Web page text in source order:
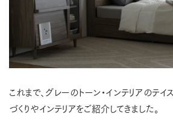
これまで、グレーのトーン・インテリアのテ
づくりやインテリアをご紹介してきました。